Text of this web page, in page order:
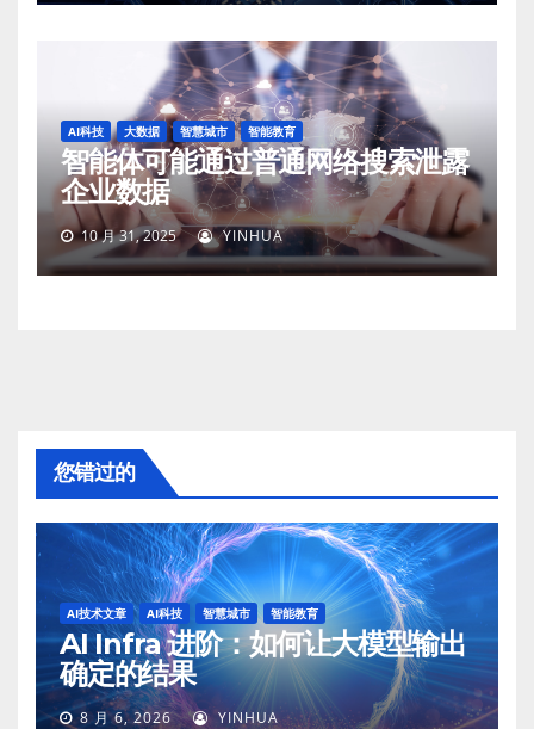
AI科技 大数据 智慧城市 智能教育
智能体可能通过普通网络搜索泄露
企业数据
10 月 31, 2025 YINHUA
您错过的
AI技术文章 AI科技 智慧城市 智能教育
AI Infra 进阶：如何让大模型输出
确定的结果
8 月 6, 2026 YINHUA